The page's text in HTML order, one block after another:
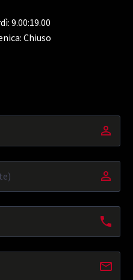
9.00:19.00
Chiuso